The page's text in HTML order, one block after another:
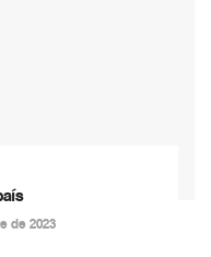
de 2023